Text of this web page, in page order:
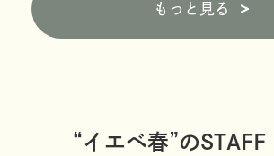
もっと見る
“イエベ春”のSTAFF